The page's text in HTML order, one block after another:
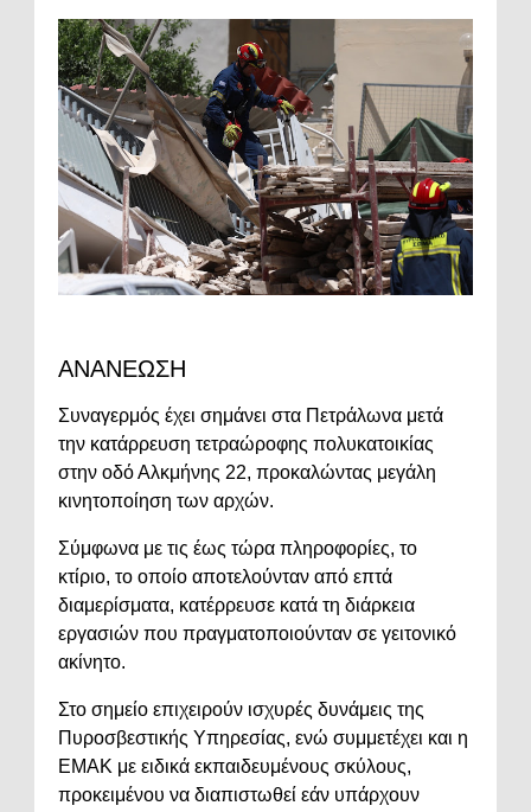
ΑΝΑΝΕΩΣΗ
Συναγερμός έχει σημάνει στα Πετράλωνα μετά
την κατάρρευση τετραώροφης πολυκατοικίας
στην οδό Αλκμήνης 22, προκαλώντας μεγάλη
κινητοποίηση των αρχών.
Σύμφωνα με τις έως τώρα πληροφορίες, το
κτίριο, το οποίο αποτελούνταν από επτά
διαμερίσματα, κατέρρευσε κατά τη διάρκεια
εργασιών που πραγματοποιούνταν σε γειτονικό
ακίνητο.
Στο σημείο επιχειρούν ισχυρές δυνάμεις της
Πυροσβεστικής Υπηρεσίας, ενώ συμμετέχει και η
ΕΜΑΚ με ειδικά εκπαιδευμένους σκύλους,
προκειμένου να διαπιστωθεί εάν υπάρχουν